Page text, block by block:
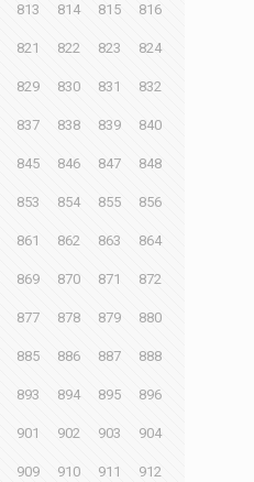
813 814 815 816
821 822 823 824
829 830 831 832
837 838 839 840
845 846 847 848
853 854 855 856
861 862 863 864
869 870 871 872
877 878 879 880
885 886 887 888
893 894 895 896
901 902 903 904
909 910 911 912